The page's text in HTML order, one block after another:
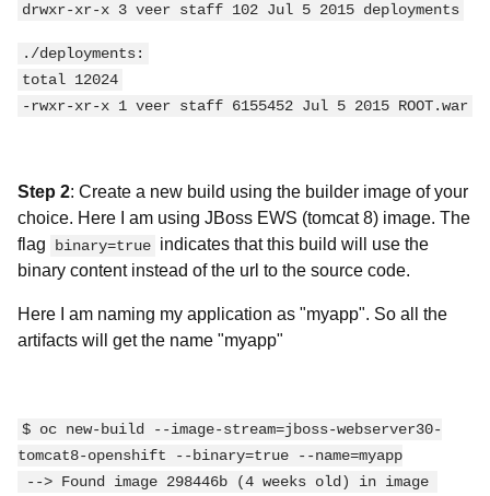
drwxr-xr-x 3 veer staff 102 Jul 5 2015 deployments
./deployments:
total 12024
-rwxr-xr-x 1 veer staff 6155452 Jul 5 2015 ROOT.war
Step 2: Create a new build using the builder image of your
choice. Here I am using JBoss EWS (tomcat 8) image. The
flag
binary=true indicates that this build will use the
binary content instead of the url to the source code.
Here I am naming my application as "myapp". So all the
artifacts will get the name "myapp"
$ oc new-build --image-stream=jboss-webserver30-
tomcat8-openshift --binary=true --name=myapp